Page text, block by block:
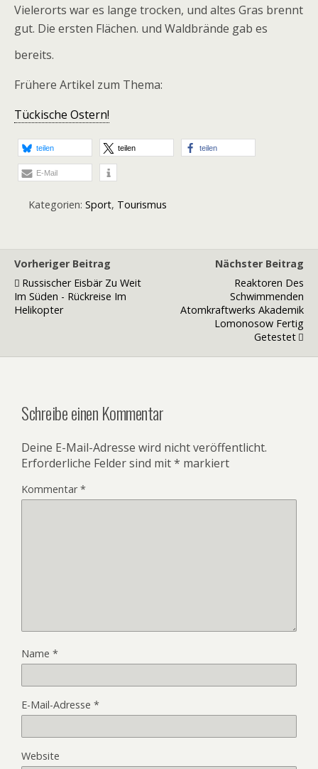
Vielerorts war es lange trocken, und altes Gras brennt
gut. Die ersten Flächen. und Waldbrände gab es
bereits.
Frühere Artikel zum Thema:
Tückische Ostern!
teilen teilen teilen
E-Mail
Kategorien: Sport, Tourismus
Vorheriger Beitrag
Russischer Eisbär Zu Weit
Im Süden - Rückreise Im
Helikopter
Nächster Beitrag
Reaktoren Des
Schwimmenden
Atomkraftwerks Akademik
Lomonosow Fertig
Getestet
Schreibe einen Kommentar
Deine E-Mail-Adresse wird nicht veröffentlicht.
Erforderliche Felder sind mit* markiert
Kommentar*
Name *
E-Mail-Adresse *
Website